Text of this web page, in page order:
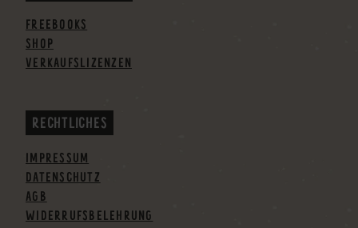
FREEBOOKS
SHOP
VERKAUFSLIZENZEN
RECHTLICHES
IMPRESSUM
DATENSCHUTZ
AGB
WIDERRUFSBELEHRUNG